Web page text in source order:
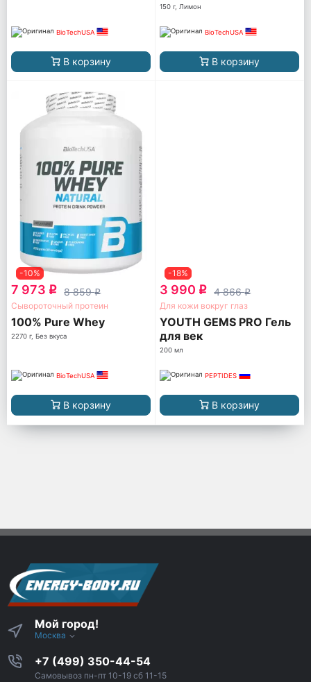
BioTechUSA
В корзину
150 г, Лимон
BioTechUSA
В корзину
-10%
7 973 q 8 859q
Сывороточный протеин
100% Pure Whey
2270 г, Без вкуса
BioTechUSA
В корзину
-18%
3 990 q 4 866q
Для кожи вокруг глаз
YOUTH GEMS PRO Гель
для век
200 мл
PEPTIDES
В корзину
Мой город!
Москва
+7 (499) 350-44-54
Самовывоз пн-пт 10-19 сб 11-15